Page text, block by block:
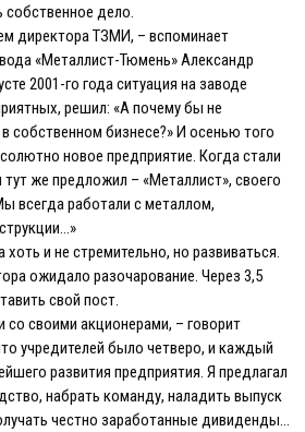
дело.
директора ТЗМИ, – вспоминает
«Металлист-Тюмень» Александр
2001-го года ситуация на заводе
решил: «А почему бы не
собственном бизнесе?» И осенью того
новое предприятие. Когда стали
тут же предложил – «Металлист», своего
всегда работали с металлом,
и не стремительно, но развиваться.
ожидало разочарование. Через 3,5
свой пост.
своими акционерами, – говорит
учредителей было четверо, и каждый
развития предприятия. Я предлагал
набрать команду, наладить выпуск
честно заработанные дивиденды…